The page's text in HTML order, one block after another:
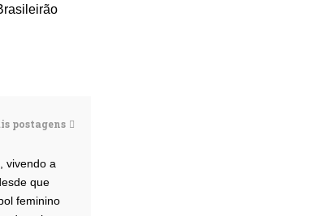
postagens
vivendo a
que
feminino